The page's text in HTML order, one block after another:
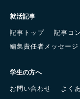
就活記事
記事トップ
記事コ
編集責任者メッセージ
学生の方へ
お問い合わせ
よく